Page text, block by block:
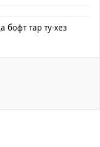
бофт тар ту-хез